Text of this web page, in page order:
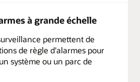
à grande échelle
permettent de
de règle d'alarmes pour
système ou un parc de